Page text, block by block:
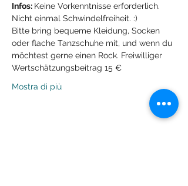
Infos: Keine Vorkenntnisse erforderlich.
Nicht einmal Schwindelfreiheit. :)
Bitte bring bequeme Kleidung, Socken
oder flache Tanzschuhe mit, und wenn du
möchtest gerne einen Rock. Freiwilliger
Wertschätzungsbeitrag 15 €
Mostra di più